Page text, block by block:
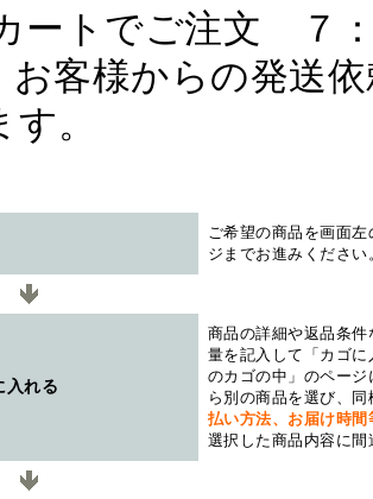
ートでご注文 ７
客様からの発送
。
ご希望の商品を画面
ジまでお進みください
入れる
商品の詳細や返品条
量を記入して「カゴ
のカゴの中」のペー
ら別の商品を選び、
払い方法、お届け時
選択した商品内容に